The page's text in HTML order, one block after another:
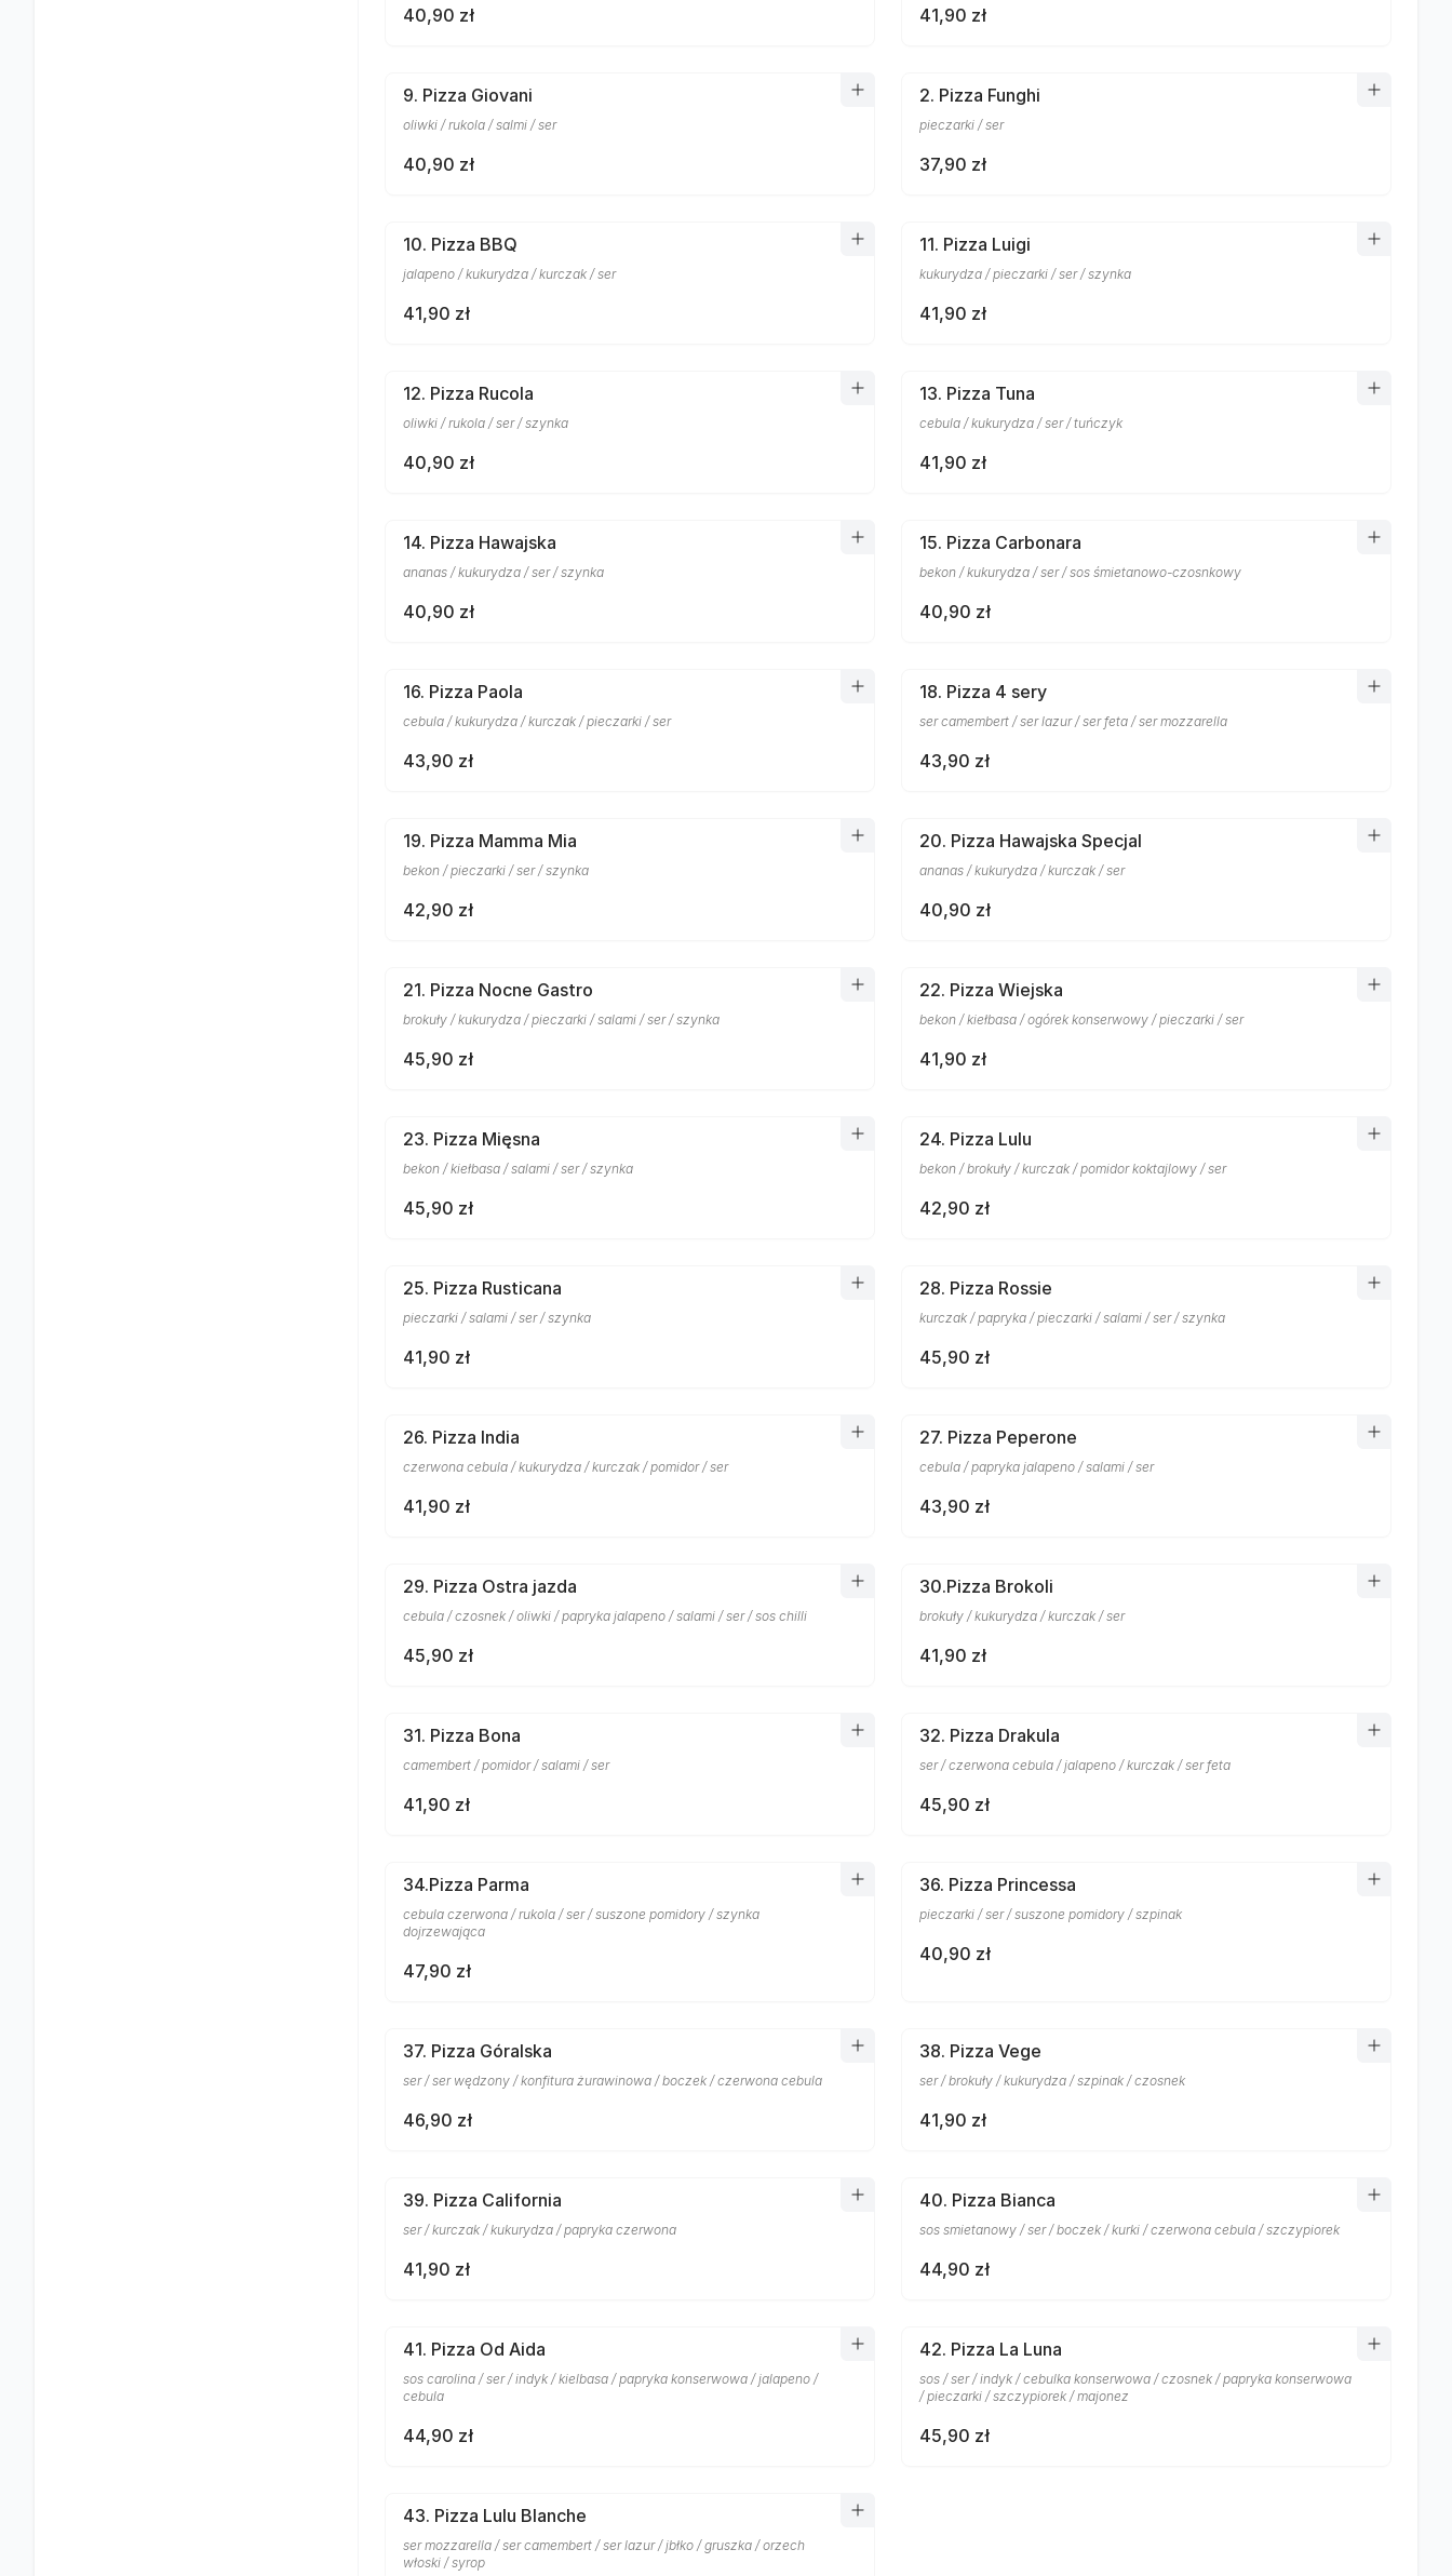
40,90 zł 41,90 zł
9. Pizza Giovani
oliwki / rukola / salmi / ser
40,90 zł
2. Pizza Funghi
pieczarki / ser
37,90 zł
10. Pizza BBQ
jalapeno / kukurydza / kurczak / ser
41,90 zł
11. Pizza Luigi
kukurydza / pieczarki / ser / szynka
41,90 zł
12. Pizza Rucola
oliwki / rukola / ser / szynka
40,90 zł
13. Pizza Tuna
cebula / kukurydza / ser / tuńczyk
41,90 zł
14. Pizza Hawajska
ananas / kukurydza / ser / szynka
40,90 zł
15. Pizza Carbonara
bekon / kukurydza / ser / sos śmietanowo-czosnkowy
40,90 zł
16. Pizza Paola
cebula / kukurydza / kurczak / pieczarki / ser
43,90 zł
18. Pizza 4 sery
ser camembert / ser lazur / ser feta / ser mozzarella
43,90 zł
19. Pizza Mamma Mia
bekon / pieczarki / ser / szynka
42,90 zł
20. Pizza Hawajska Specjal
ananas / kukurydza / kurczak / ser
40,90 zł
21. Pizza Nocne Gastro
brokuły / kukurydza / pieczarki / salami / ser / szynka
45,90 zł
22. Pizza Wiejska
bekon / kiełbasa / ogórek konserwowy / pieczarki / ser
41,90 zł
23. Pizza Mięsna
bekon / kiełbasa / salami / ser / szynka
45,90 zł
24. Pizza Lulu
bekon / brokuły / kurczak / pomidor koktajlowy / ser
42,90 zł
25. Pizza Rusticana
pieczarki / salami / ser / szynka
41,90 zł
28. Pizza Rossie
kurczak / papryka / pieczarki / salami / ser / szynka
45,90 zł
26. Pizza India
czerwona cebula / kukurydza / kurczak / pomidor / ser
41,90 zł
27. Pizza Peperone
cebula / papryka jalapeno / salami / ser
43,90 zł
29. Pizza Ostra jazda
cebula / czosnek / oliwki / papryka jalapeno / salami / ser / sos chilli
45,90 zł
30.Pizza Brokoli
brokuły / kukurydza / kurczak / ser
41,90 zł
31. Pizza Bona
camembert / pomidor / salami / ser
41,90 zł
32. Pizza Drakula
ser / czerwona cebula / jalapeno / kurczak / ser feta
45,90 zł
34.Pizza Parma
cebula czerwona / rukola / ser / suszone pomidory / szynka
dojrzewająca
47,90 zł
36. Pizza Princessa
pieczarki / ser / suszone pomidory / szpinak
40,90 zł
37. Pizza Góralska
ser / ser wędzony / konfitura żurawinowa / boczek / czerwona cebula
46,90 zł
38. Pizza Vege
ser / brokuły / kukurydza / szpinak / czosnek
41,90 zł
39. Pizza California
ser / kurczak / kukurydza / papryka czerwona
41,90 zł
40. Pizza Bianca
sos smietanowy / ser / boczek / kurki / czerwona cebula / szczypiorek
44,90 zł
41. Pizza Od Aida
sos carolina / ser / indyk / kielbasa / papryka konserwowa / jalapeno /
cebula
44,90 zł
42. Pizza La Luna
sos / ser / indyk / cebulka konserwowa / czosnek / papryka konserwowa
/ pieczarki / szczypiorek / majonez
45,90 zł
43. Pizza Lulu Blanche
ser mozzarella / ser camembert / ser lazur / jbłko / gruszka / orzech
włoski / syrop